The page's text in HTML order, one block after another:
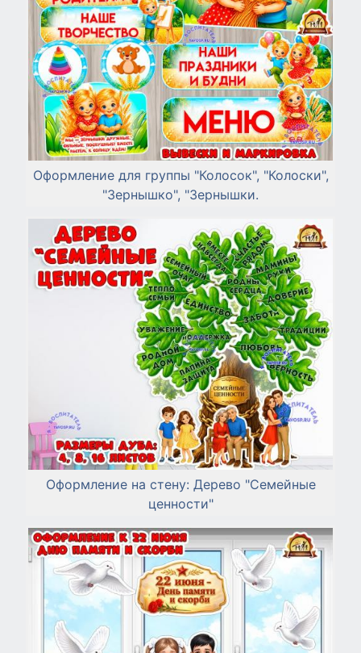
Оформление для группы "Колосок", "Колоски",
"Зернышко", "Зернышки.
Оформление на стену: Дерево "Семейные
ценности"